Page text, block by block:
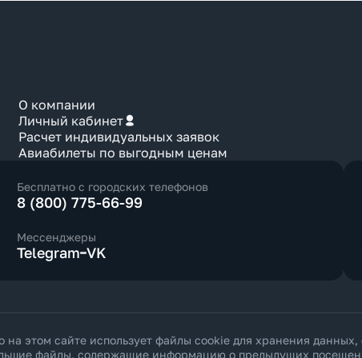
О компании
Личный кабинет
Расчет индивидуальных заявок
Авиабилеты по выгодным ценам
Бесплатно с городских телефонов
8 (800) 775-66-99
Мессенджеры
Telegram VK
сайте использует файлы cookie для хранения данных,
файлы, содержащие информацию о предыдущих